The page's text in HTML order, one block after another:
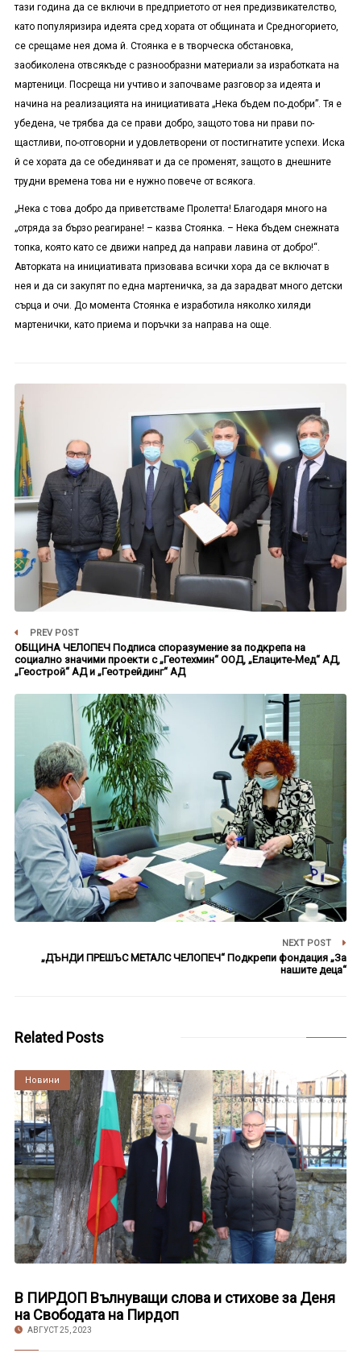
тази година да се включи в предприетото от нея предизвикателство,
като популяризира идеята сред хората от общината и Средногорието,
се срещаме нея дома й. Стоянка е в творческа обстановка,
заобиколена отвсякъде с разнообразни материали за изработката на
мартеници. Посреща ни учтиво и започваме разговор за идеята и
начина на реализацията на инициативата „Нека бъдем по-добри”. Тя е
убедена, че трябва да се прави добро, защото това ни прави по-
щастливи, по-отговорни и удовлетворени от постигнатите успехи. Иска
й се хората да се обединяват и да се променят, защото в днешните
трудни времена това ни е нужно повече от всякога.
„Нека с това добро да приветстваме Пролетта! Благодаря много на
„отряда за бързо реагиране! – казва Стоянка. – Нека бъдем снежната
топка, която като се движи напред да направи лавина от добро!“.
Авторката на инициативата призовава всички хора да се включат в
нея и да си закупят по една мартеничка, за да зарадват много детски
сърца и очи. До момента Стоянка е изработила няколко хиляди
мартенички, като приема и поръчки за направа на още.
PREV POST
ОБЩИНА ЧЕЛОПЕЧ Подписа споразумение за подкрепа на
социално значими проекти с „Геотехмин“ ООД, „Елаците-Мед“ АД,
„Геострой“ АД и „Геотрейдинг“ АД
NEXT POST
„ДЪНДИ ПРЕШЪС МЕТАЛС ЧЕЛОПЕЧ“ Подкрепи фондация „За
нашите деца“
Related Posts
Култура
Новини
В ПИРДОП Вълнуващи слова и стихове за Деня
на Свободата на Пирдоп
АВГУСТ 25, 2023